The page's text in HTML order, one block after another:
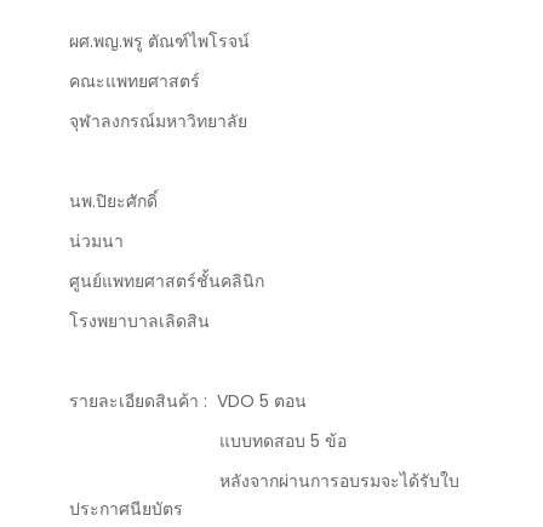
ผศ.พญ.พรู ตัณฑ์ไพโรจน์
คณะแพทยศาสตร์
จุฬาลงกรณ์มหาวิทยาลัย
นพ.ปิยะศักดิ์
น่วมนา
ศูนย์แพทยศาสตร์ชั้นคลินิก
โรงพยาบาลเลิดสิน
รายละเอียดสินค้า : VDO 5 ตอน
แบบทดสอบ 5 ข้อ
หลังจากผ่านการอบรมจะได้รับใบ
ประกาศนียบัตร